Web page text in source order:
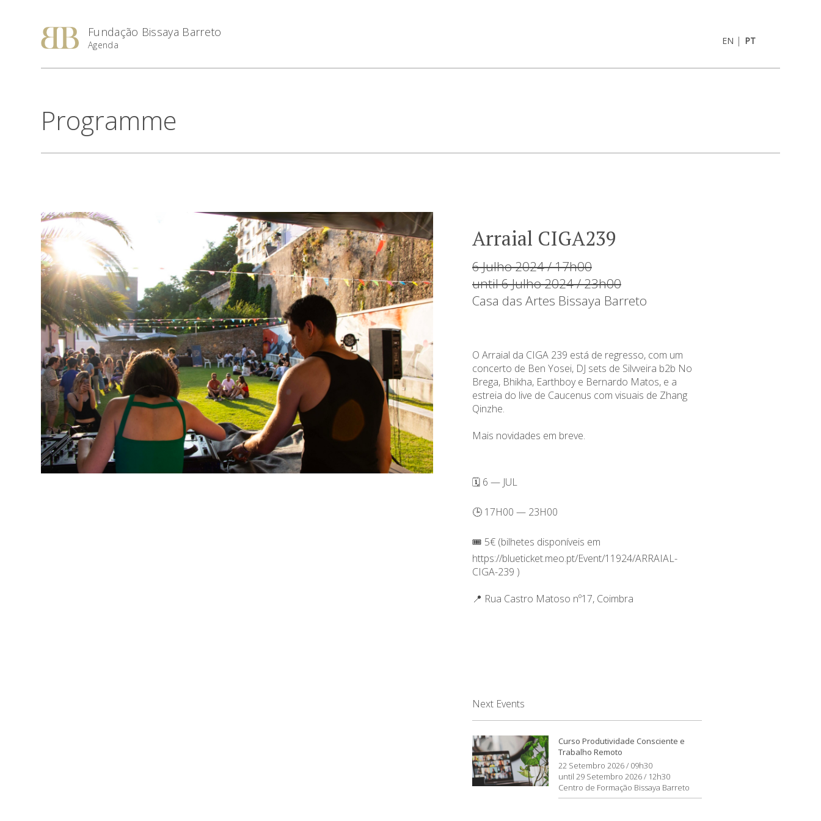
Fundação Bissaya Barreto
Agenda EN | PT
Programme
Arraial CIGA239
6 Julho 2024 / 17h00
until 6 Julho 2024 / 23h00
Casa das Artes Bissaya Barreto
O Arraial da CIGA 239 está de regresso, com um
concerto de Ben Yosei, DJ sets de Silvveira b2b No
Brega, Bhikha, Earthboy e Bernardo Matos, e a
estreia do live de Caucenus com visuais de Zhang
Qinzhe.
Mais novidades em breve.
🗓️ 6 — JUL
🕒 17H00 — 23H00
🎟️ 5€ (bilhetes disponíveis em
https://blueticket.meo.pt/Event/11924/ARRAIAL-
CIGA-239 )
📍 Rua Castro Matoso nº17, Coimbra
Next Events
Curso Produtividade Consciente e
Trabalho Remoto
22 Setembro 2026 / 09h30
until 29 Setembro 2026 / 12h30
Centro de Formação Bissaya Barreto